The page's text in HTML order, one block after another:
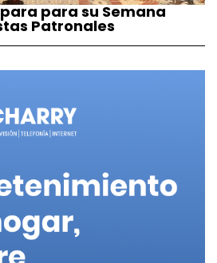
para su Semana
Patronales